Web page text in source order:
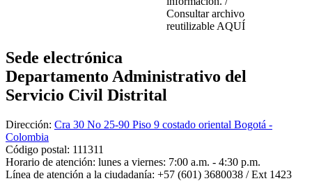
Consultar archivo
reutilizable AQUÍ
Sede electrónica
Departamento Administrativo del
Servicio Civil Distrital
Dirección: Cra 30 No 25-90 Piso 9 costado oriental Bogotá -
Colombia
Código postal: 111311
Horario de atención: lunes a viernes: 7:00 a.m. - 4:30 p.m.
Línea de atención a la ciudadanía: +57 (601) 3680038 / Ext 1423